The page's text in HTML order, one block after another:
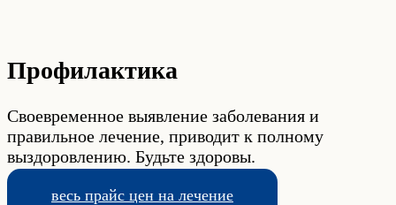
Профилактика
Своевременное выявление заболевания и
правильное лечение, приводит к полному
выздоровлению. Будьте здоровы.
весь прайс цен на лечение